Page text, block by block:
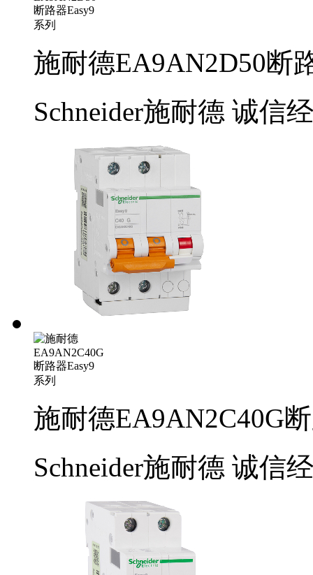
施耐德EA9AN2D50断
Schneider施耐德 诚信
施耐德EA9AN2C40G
Schneider施耐德 诚信